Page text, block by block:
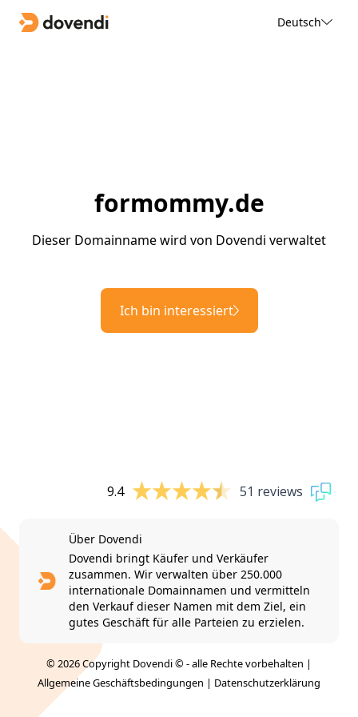
Deutsch
formommy.de
Dieser Domainname wird von Dovendi verwaltet
Ich bin interessiert
9.4 51 reviews
Über Dovendi
Dovendi bringt Käufer und Verkäufer
zusammen. Wir verwalten über 250.000
internationale Domainnamen und vermitteln
den Verkauf dieser Namen mit dem Ziel, ein
gutes Geschäft für alle Parteien zu erzielen.
© 2026 Copyright Dovendi © - alle Rechte vorbehalten |
Allgemeine Geschäftsbedingungen | Datenschutzerklärung